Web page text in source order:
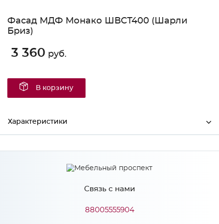
Фасад МДФ Монако ШВСТ400 (Шарли
Бриз)
3 360 руб.
В корзину
Характеристики
Производитель МиФ
Количество упаковок: 2
Связь с нами
88005555904